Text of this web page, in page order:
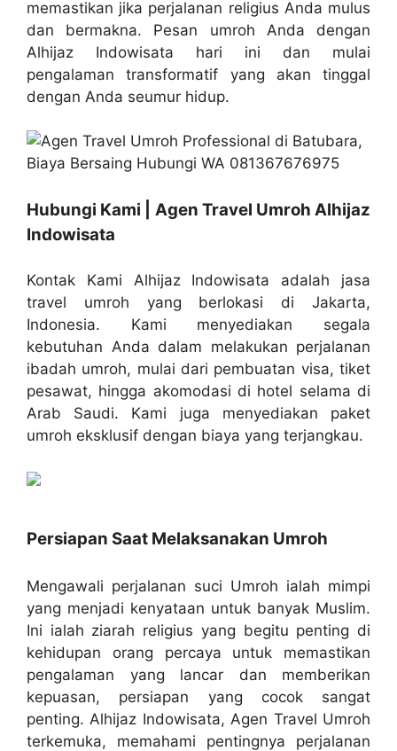
memastikan jika perjalanan religius Anda mulus
dan bermakna. Pesan umroh Anda dengan
Alhijaz Indowisata hari ini dan mulai
pengalaman transformatif yang akan tinggal
dengan Anda seumur hidup.
Hubungi Kami | Agen Travel Umroh Alhijaz
Indowisata
Kontak Kami Alhijaz Indowisata adalah jasa
travel umroh yang berlokasi di Jakarta,
Indonesia. Kami menyediakan segala
kebutuhan Anda dalam melakukan perjalanan
ibadah umroh, mulai dari pembuatan visa, tiket
pesawat, hingga akomodasi di hotel selama di
Arab Saudi. Kami juga menyediakan paket
umroh eksklusif dengan biaya yang terjangkau.
Persiapan Saat Melaksanakan Umroh
Mengawali perjalanan suci Umroh ialah mimpi
yang menjadi kenyataan untuk banyak Muslim.
Ini ialah ziarah religius yang begitu penting di
kehidupan orang percaya untuk memastikan
pengalaman yang lancar dan memberikan
kepuasan, persiapan yang cocok sangat
penting. Alhijaz Indowisata, Agen Travel Umroh
terkemuka, memahami pentingnya perjalanan